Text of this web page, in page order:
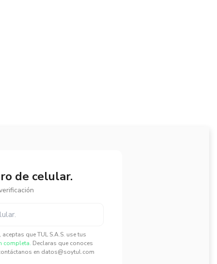
de celular.
que TUL S.A.S. use tus
completa. Declaras que conoces
en datos@soytul.com